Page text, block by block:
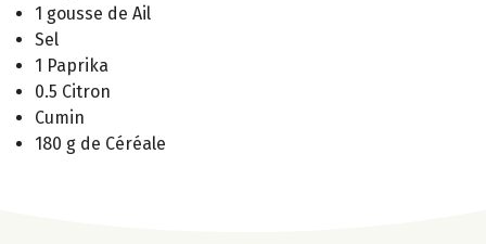
1 gousse de Ail
Sel
1 Paprika
0.5 Citron
Cumin
180 g de Céréale